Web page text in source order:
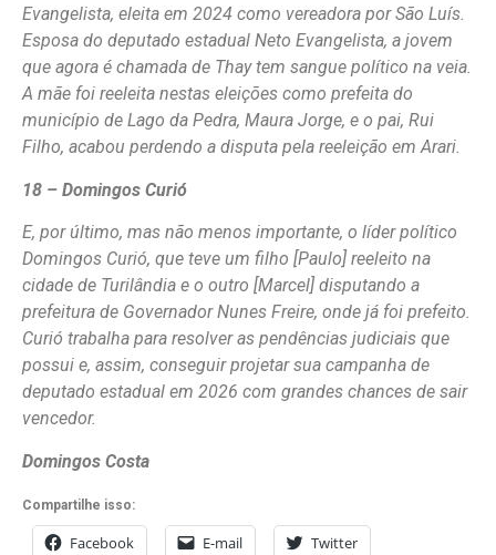
Evangelista, eleita em 2024 como vereadora por São Luís.
Esposa do deputado estadual Neto Evangelista, a jovem
que agora é chamada de Thay tem sangue político na veia.
A mãe foi reeleita nestas eleições como prefeita do
município de Lago da Pedra, Maura Jorge, e o pai, Rui
Filho, acabou perdendo a disputa pela reeleição em Arari.
18 – Domingos Curió
E, por último, mas não menos importante, o líder político
Domingos Curió, que teve um filho [Paulo] reeleito na
cidade de Turilândia e o outro [Marcel] disputando a
prefeitura de Governador Nunes Freire, onde já foi prefeito.
Curió trabalha para resolver as pendências judiciais que
possui e, assim, conseguir projetar sua campanha de
deputado estadual em 2026 com grandes chances de sair
vencedor.
Domingos Costa
Compartilhe isso:
Facebook E-mail Twitter